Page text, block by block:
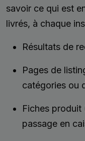
savoir ce qui est
livrés, à chaque
Résultats de
Pages de
catégories ou
Fiches produit
passage en